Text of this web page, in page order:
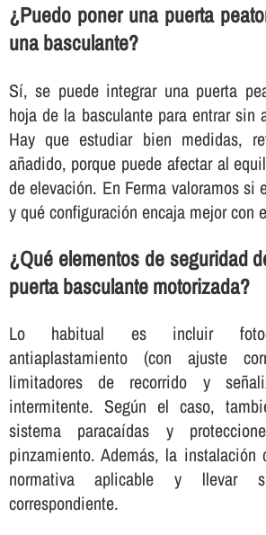
¿Puedo poner una puerta
una basculante?
Sí, se puede integrar una puerta
hoja de la basculante para entrar sin
Hay que estudiar bien medidas,
añadido, porque puede afectar al
de elevación. En Ferma valoramos si
y qué configuración encaja mejor con
¿Qué elementos de seguridad
puerta basculante motorizada?
Lo habitual es incluir
antiaplastamiento (con ajuste
limitadores de recorrido y
intermitente. Según el caso,
sistema paracaídas y
pinzamiento. Además, la instalación
normativa aplicable y llevar
correspondiente.